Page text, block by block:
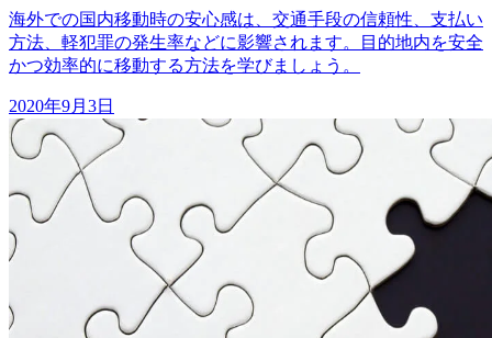
海外での国内移動時の安心感は、交通手段の信頼性、支払い
方法、軽犯罪の発生率などに影響されます。目的地内を安全
かつ効率的に移動する方法を学びましょう。
2020年9月3日